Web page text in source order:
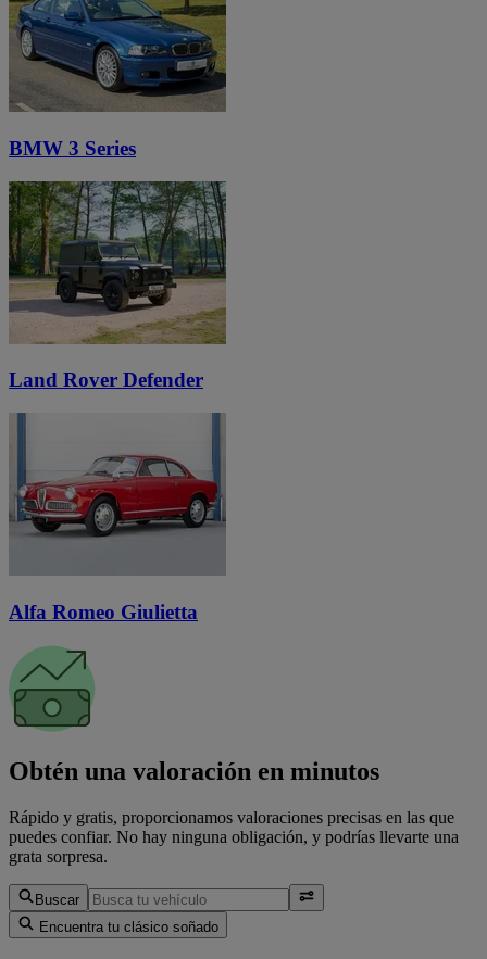
BMW 3 Series
Land Rover Defender
Alfa Romeo Giulietta
Obtén una valoración en minutos
Rápido y gratis, proporcionamos valoraciones precisas en las que
puedes confiar. No hay ninguna obligación, y podrías llevarte una
grata sorpresa.
Buscar
Encuentra tu clásico soñado